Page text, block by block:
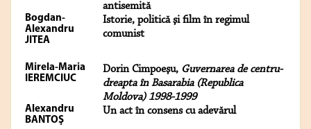
antisemită
Bogdan-
Alexandru
JITEA
Istorie, politică şi film în regimul
comunist
Mirela-Maria
IEREMCIUC
Dorin Cimpoeşu, Guvernarea de centru-
dreapta în Basarabia (Republica
Moldova) 1998-1999
Alexandru
BANTOŞ
Un act în consens cu adevărul